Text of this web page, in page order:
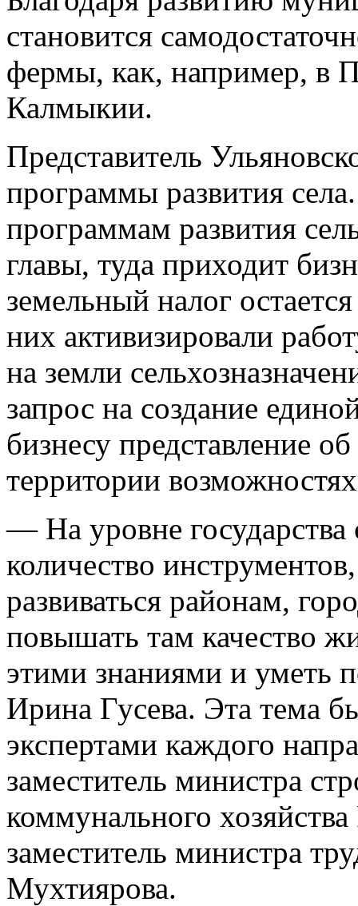
становится
фермы, как, например, в
Калмыкии.
Представитель
программы развития
программам развития
главы, туда приходит
земельный налог
них активизировали
на земли
запрос на создание
бизнесу представление
территории
— На уровне государства
количество
развиваться районам,
повышать там качество
этими знаниями и уметь
Ирина Гусева. Эта тема
экспертами каждого
заместитель министра
коммунального
заместитель министра
Мухтиярова.